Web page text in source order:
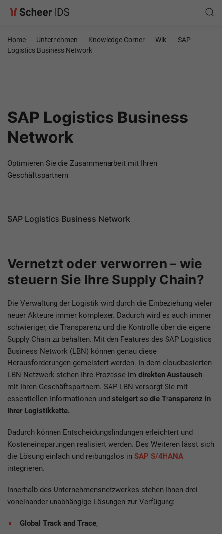
Home – Unternehmen – Knowledge Corner – Wiki – SAP
Logistics Business Network
SAP Logistics Business
Network
Optimieren Sie die Zusammenarbeit mit Ihren
Geschäftspartnern
SAP Logistics Business Network
Vernetzt oder verworren– wie
steuern Sie Ihre Supply Chain?
Die Verwaltung der Logistik wird durch die Einbeziehung vieler
neuer Akteure immer komplexer. Dadurch wird es auch immer
schwieriger, die Transparenz und die Kontrolle über die eigene
Supply Chain zu behalten. Mit den Features des SAP Logistics
Business Network (LBN) können genau diese
Herausforderungen gemeistert werden. In dem cloudbasierten
LBN Netzwerk stehen Ihre Prozesse im direkten Austausch
mit Ihren Geschäftspartnern. SAP LBN versorgt Sie mit
essentiellen Informationen und steigert so die Transparenz in
Ihrer Logistikkette.
Dadurch können Entscheidungsfindungen erleichtert und
Kosteneinsparungen realisiert werden. Des Weiteren lässt sich
die Lösung einfach und reibungslos in SAP S/4HANA
integrieren.
Innerhalb des Unternehmensnetzwerkes stehen Ihnen drei
voneinander unabhängige Lösungen zur Verfügung:
Global Track and Trace,